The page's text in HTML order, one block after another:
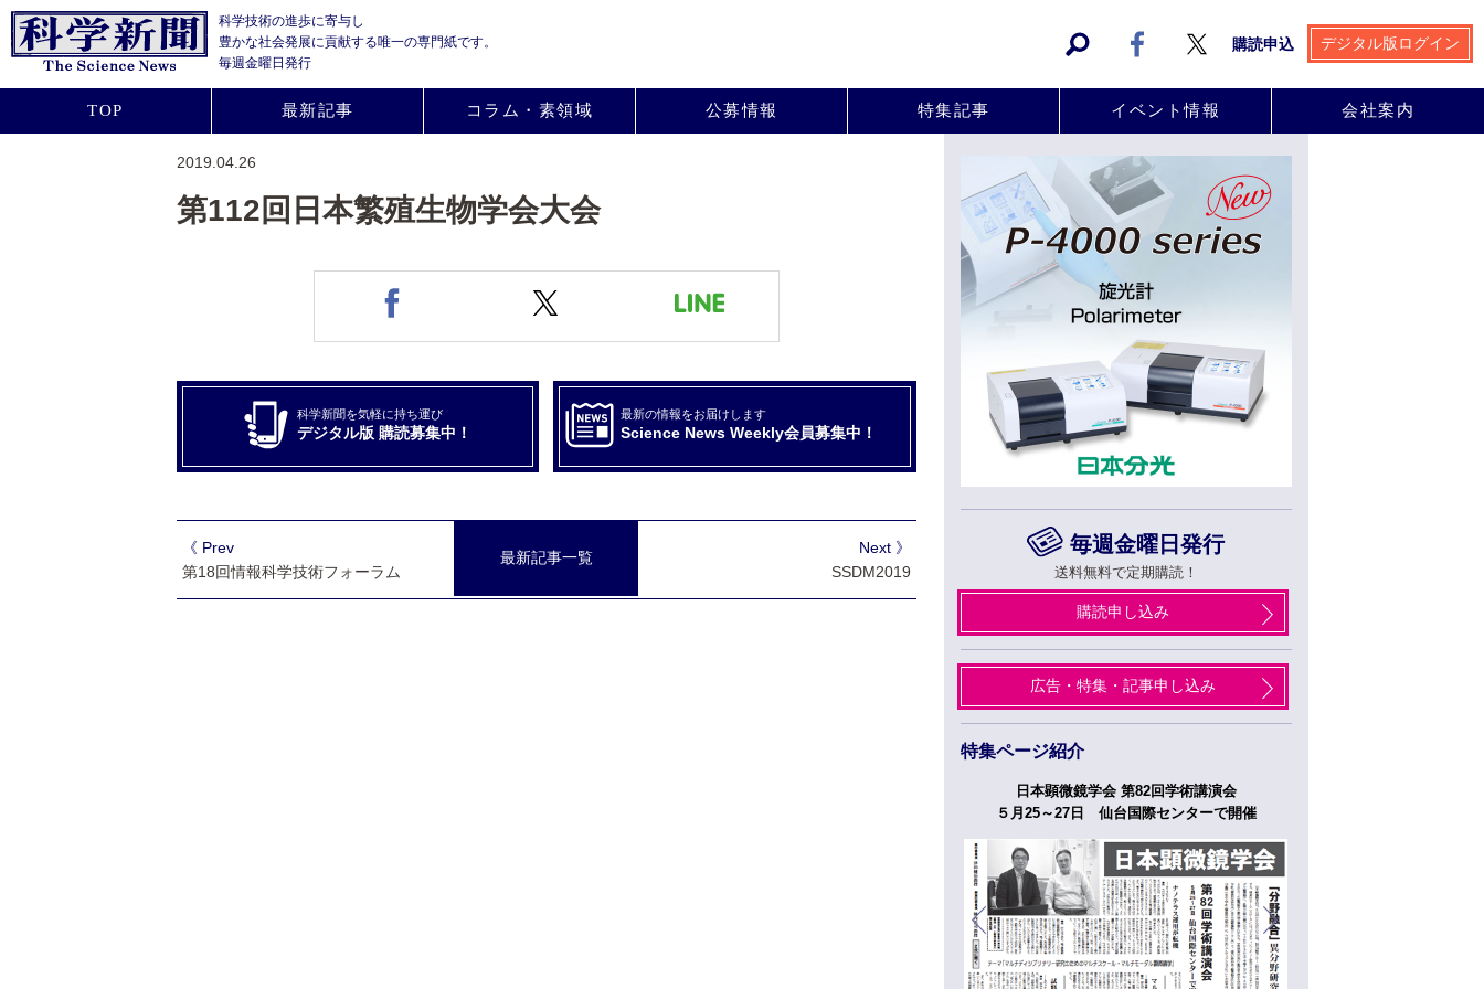
科学技術の進歩に寄与し
豊かな社会発展に貢献する唯一の専門紙です。
毎週金曜日発行
購読申込 デジタル版ログイン
TOP 最新記事 コラム・素領域 公募情報 特集記事 イベント情報 会社案内
2019.04.26
第112回日本繁殖生物学会大会
科学新聞を気軽に持ち運び
デジタル版 購読募集中！
最新の情報をお届けします
Science News Weekly会員募集中！
最新記事一覧
Next 》
SSDM2019
《 Prev
第18回情報科学技術フォーラム
毎週金曜日発行
送料無料で定期購読！
購読申し込み
広告・特集・記事申し込み
特集ページ紹介
日本顕微鏡学会 第82回学術講演会
５月25～27日 仙台国際センターで開催